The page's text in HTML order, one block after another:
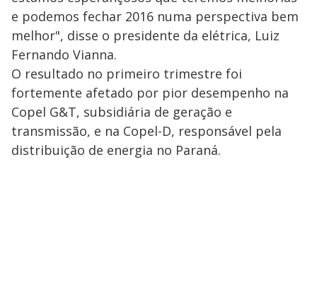
e podemos fechar 2016 numa perspectiva bem
melhor", disse o presidente da elétrica, Luiz
Fernando Vianna.
O resultado no primeiro trimestre foi
fortemente afetado por pior desempenho na
Copel G&T, subsidiária de geração e
transmissão, e na Copel-D, responsável pela
distribuição de energia no Paraná.